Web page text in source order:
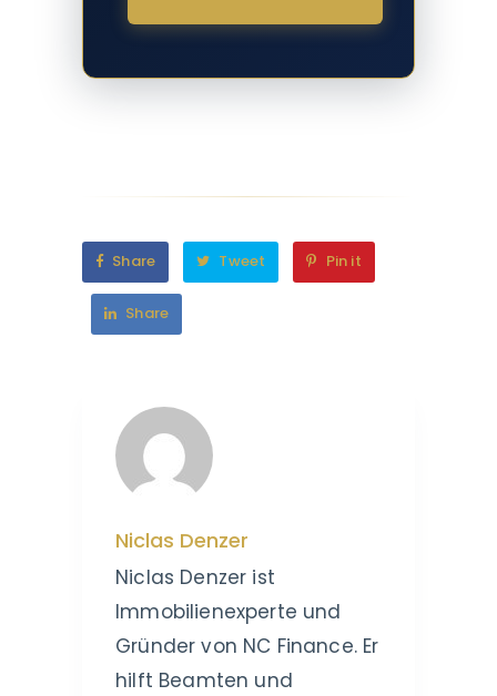
Share Tweet Pin it
Share
Niclas Denzer
Niclas Denzer ist
Immobilienexperte und
Gründer von NC Finance. Er
hilft Beamten und